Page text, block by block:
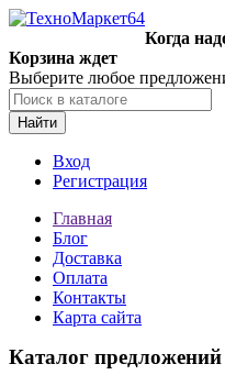
Когда
Корзина ждет
Выберите любое
Найти
Вход
Регистрация
Главная
Блог
Доставка
Оплата
Контакты
Карта сайта
Каталог предложений